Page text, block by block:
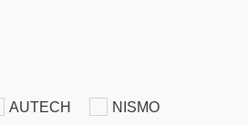
AUTECH NISMO